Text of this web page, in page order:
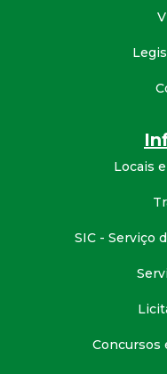
Locais
SIC - Serviço
Concursos